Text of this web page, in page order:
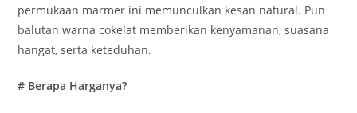
permukaan marmer ini memunculkan kesan natural. Pun
balutan warna cokelat memberikan kenyamanan, suasana
hangat, serta keteduhan.
# Berapa Harganya?